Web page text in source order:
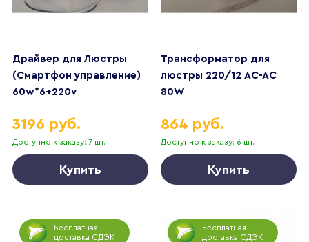
Драйвер для Люстры
(Смартфон управление)
60w*6+220v
Доступно к заказу: 7 шт.
3196 руб.
Купить
Трансформатор для
люстры 220/12 AC-AC
80W
Доступно к заказу: 6 шт.
864 руб.
Купить
Бесплатная
доставка СДЭК
Бесплатная
доставка СДЭК